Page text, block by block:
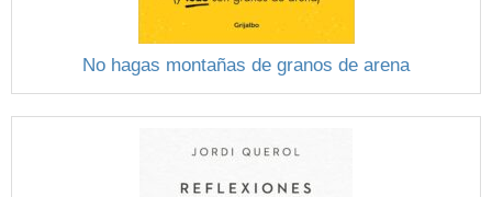
No hagas montañas de granos de arena